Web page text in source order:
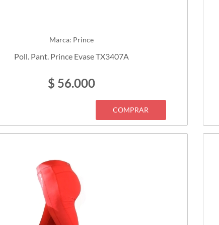
Marca: Prince
Poll. Pant. Prince Evase TX3407A
$ 56.000
COMPRAR